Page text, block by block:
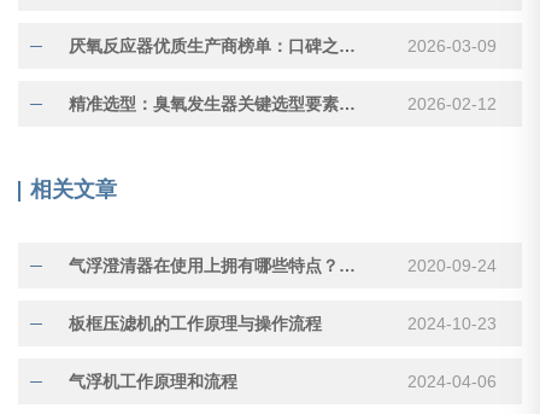
厌氧反应器优质生产商榜单：口碑之选，高效处理更可靠 2026-03-09
精准选型：臭氧发生器关键选型要素与决策路径 2026-02-12
相关文章
气浮澄清器在使用上拥有哪些特点？你是否清楚？ 2020-09-24
板框压滤机的工作原理与操作流程 2024-10-23
气浮机工作原理和流程 2024-04-06